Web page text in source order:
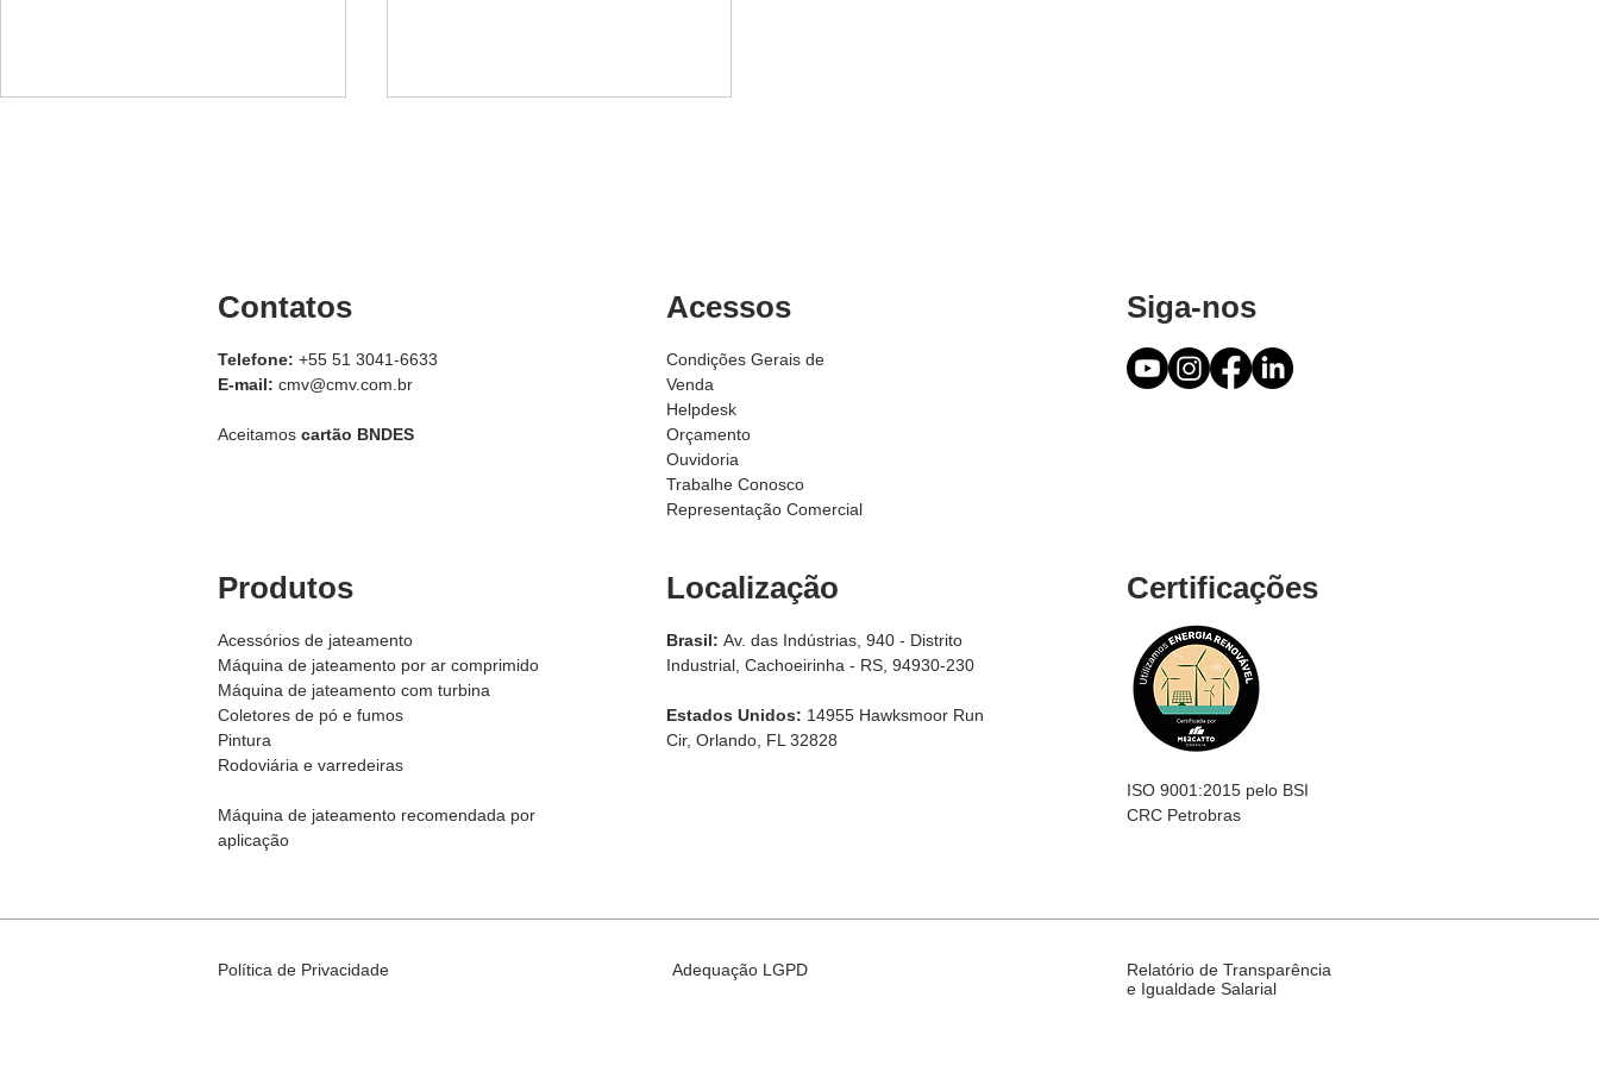
componentes de pistolas
mesmo equipamento
Contatos
Telefone: +55 51 3041-6633
E-mail: cmv@cmv.com.br
Aceitamos cartão BNDES
Produtos
Acessórios de jateamento
Máquina de jateamento por ar comprimido
Máquina de jateamento com turbina
Coletores de pó e fumos
Pintura
Rodoviária e varredeiras
Máquina de jateamento recomendada por
aplicação
Acessos
Condições Gerais de
Venda
Helpdesk
Orçamento
Ouvidoria
Trabalhe Conosco
Representação Comercial
Localização
Brasil: Av. das Indústrias, 940 - Distrito
Industrial, Cachoeirinha - RS, 94930-230
Estados Unidos: 14955 Hawksmoor Run
Cir, Orlando, FL 32828
Siga-nos
Certificações
ISO 9001:2015 pelo BSI
CRC Petrobras
Política de Privacidade Adequação LGPD
Relatório de Transparência
e Igualdade Salarial